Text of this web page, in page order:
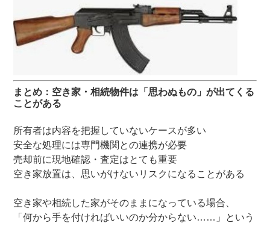
まとめ：空き家・相続物件は「思わぬもの」が出てくる
ことがある
所有者は内容を把握していないケースが多い
安全な処理には専門機関との連携が必要
売却前に現地確認・査定はとても重要
空き家放置は、思いがけないリスクになることがある
空き家や相続した家がそのままになっている場合、
「何から手を付ければいいのか分からない……」という